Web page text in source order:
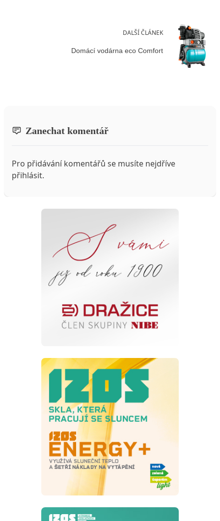
DALŠÍ ČLÁNEK
Domácí vodárna eco Comfort
Zanechat komentář
Pro přidávání komentářů se musíte nejdříve
přihlásit.